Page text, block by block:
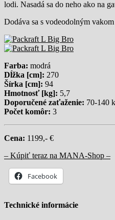
lodi. Nasadá sa do neho ako na
Dodáva sa s vodeodolným
Farba: modrá
Dĺžka [cm]: 270
Šírka [cm]: 94
Hmotnosť [kg]: 5,7
Doporučené zaťaženie: 70-140
Počet komôr: 3
Cena: 1199,- €
– Kúpiť teraz na MANA-Shop –
Facebook
Technické informácie